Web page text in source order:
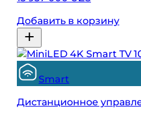
Добавить в корзину
Smart
Дистанционное